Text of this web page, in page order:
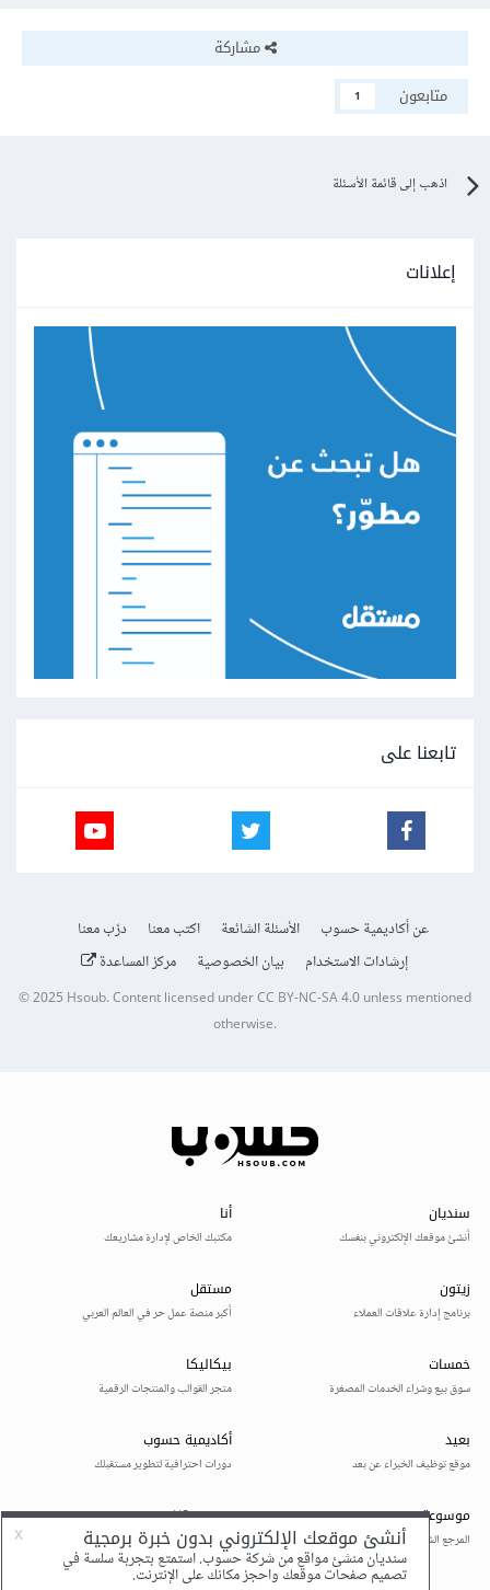
مشاركة
متابعون
1
اذهب إلى قائمة الأسئلة
إعلانات
تابعنا على
عن أكاديمية حسوب الأسئلة الشائعة اكتب معنا
درّب معنا
إرشادات الاستخدام
بيان الخصوصية مركز المساعدة
© 2025Hsoub.Content licensed underCC BY-NC-SA 4.0unless mentioned
otherwise.